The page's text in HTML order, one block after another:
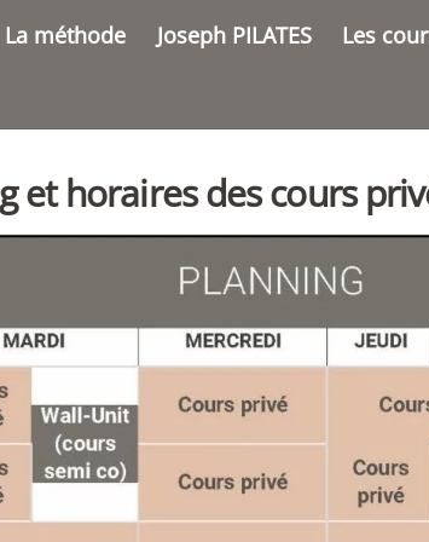
La méthode Joseph PILATES Les
et horaires des cours